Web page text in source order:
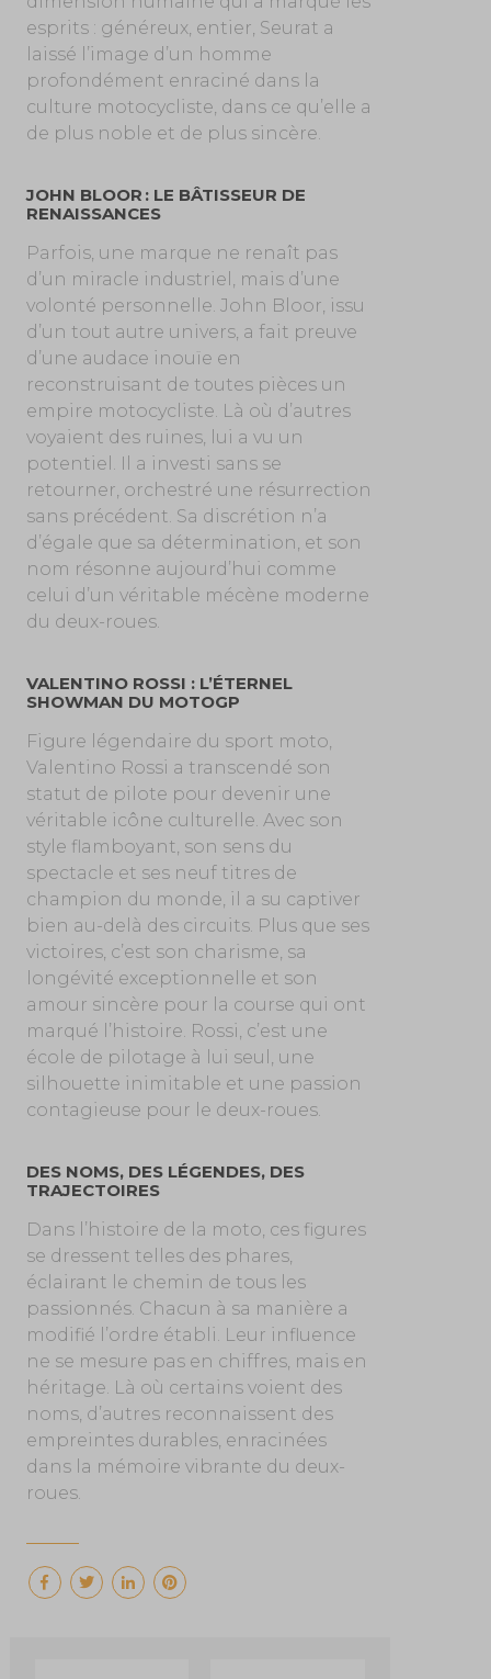
esprits : généreux, entier, Seurat a
laissé l’image d’un homme
profondément enraciné dans la
culture motocycliste, dans ce qu’elle a
de plus noble et de plus sincère.
JOHN BLOOR : LE BÂTISSEUR DE
RENAISSANCES
Parfois, une marque ne renaît pas
d’un miracle industriel, mais d’une
volonté personnelle. John Bloor, issu
d’un tout autre univers, a fait preuve
d’une audace inouïe en
reconstruisant de toutes pièces un
empire motocycliste. Là où d’autres
voyaient des ruines, lui a vu un
potentiel. Il a investi sans se
retourner, orchestré une résurrection
sans précédent. Sa discrétion n’a
d’égale que sa détermination, et son
nom résonne aujourd’hui comme
celui d’un véritable mécène moderne
du deux-roues.
VALENTINO ROSSI : L’ÉTERNEL
SHOWMAN DU MOTOGP
Figure légendaire du sport moto,
Valentino Rossi a transcendé son
statut de pilote pour devenir une
véritable icône culturelle. Avec son
style flamboyant, son sens du
spectacle et ses neuf titres de
champion du monde, il a su captiver
bien au-delà des circuits. Plus que ses
victoires, c’est son charisme, sa
longévité exceptionnelle et son
amour sincère pour la course qui ont
marqué l’histoire. Rossi, c’est une
école de pilotage à lui seul, une
silhouette inimitable et une passion
contagieuse pour le deux-roues.
DES NOMS, DES LÉGENDES, DES
TRAJECTOIRES
Dans l’histoire de la moto, ces figures
se dressent telles des phares,
éclairant le chemin de tous les
passionnés. Chacun à sa manière a
modifié l’ordre établi. Leur influence
ne se mesure pas en chiffres, mais en
héritage. Là où certains voient des
noms, d’autres reconnaissent des
empreintes durables, enracinées
dans la mémoire vibrante du deux-
roues.